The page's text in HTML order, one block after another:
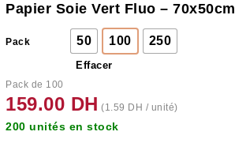
Papier Soie Vert Fluo – 70x50cm
Pack 50 100 250
Effacer
Pack de 100
159.00 DH (1.59 DH / unité)
200 unités en stock